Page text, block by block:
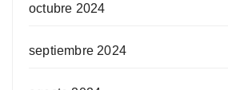
octubre 2024
septiembre 2024